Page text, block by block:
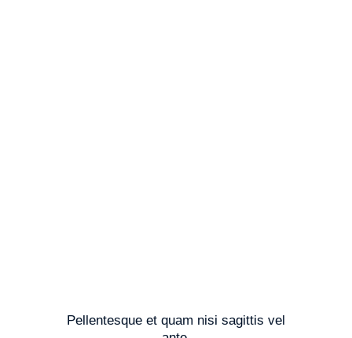
Pellentesque et quam nisi sagittis vel